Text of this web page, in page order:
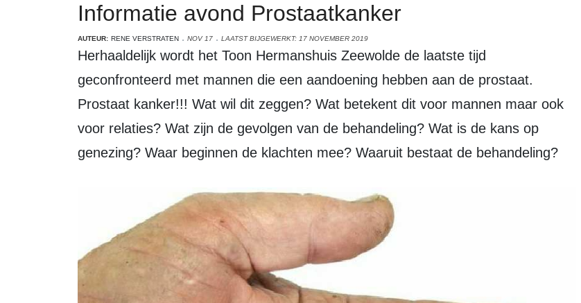
Informatie avond Prostaatkanker
AUTEUR: RENE VERSTRATEN NOV 17 LAATST BIJGEWERKT: 17 NOVEMBER 2019
Herhaaldelijk wordt het Toon Hermanshuis Zeewolde de laatste tijd
geconfronteerd met mannen die een aandoening hebben aan de prostaat.
Prostaat kanker!!! Wat wil dit zeggen? Wat betekent dit voor mannen maar ook
voor relaties? Wat zijn de gevolgen van de behandeling? Wat is de kans op
genezing? Waar beginnen de klachten mee? Waaruit bestaat de behandeling?